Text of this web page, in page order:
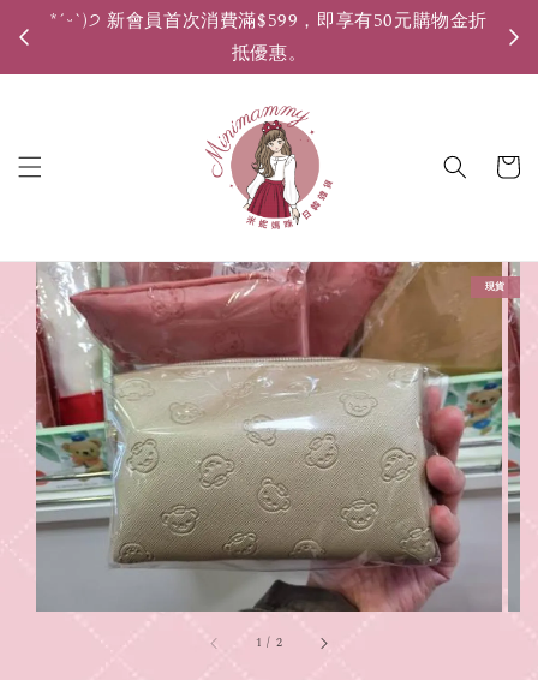
*ˊᵕˋ)੭ 新會員首次消費滿$599，即享有50元購物金折
抵優惠。
1 / 2
現貨